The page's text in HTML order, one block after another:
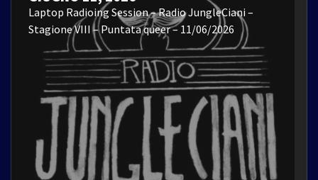
Laptop Radioing Session – Radio JungleCiani –
Stagione VIII – Puntata queer – 11/06/2026